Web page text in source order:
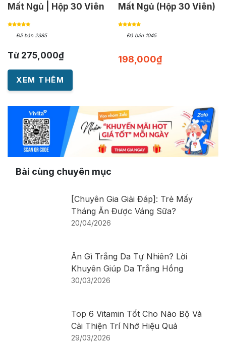
Mất Ngủ | Hộp 30 Viên
Đã bán 2385
Từ 275,000₫
Mất Ngủ (Hộp 30 Viên)
Đã bán 1045
198,000₫
XEM THÊM
Bài cùng chuyên mục
[Chuyên Gia Giải Đáp]: Trẻ Mấy
Tháng Ăn Được Váng Sữa?
20/04/2026
Ăn Gì Trắng Da Tự Nhiên? Lời
Khuyên Giúp Da Trắng Hồng
30/03/2026
Top 6 Vitamin Tốt Cho Não Bộ Và
Cải Thiện Trí Nhớ Hiệu Quả
29/03/2026